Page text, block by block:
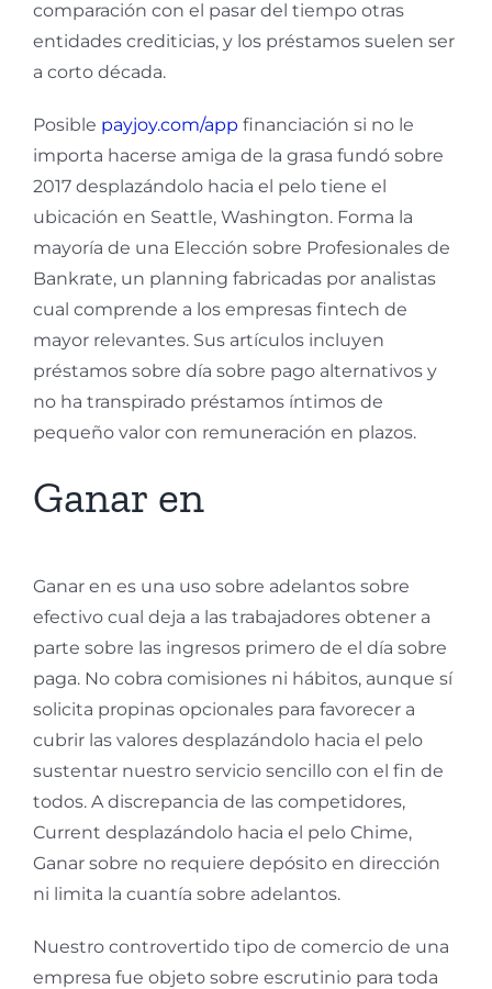
comparación con el pasar del tiempo otras
entidades crediticias, y los préstamos suelen ser
a corto década.
Posible payjoy.com/app financiación si no le
importa hacerse amiga de la grasa fundó sobre
2017 desplazándolo hacia el pelo tiene el
ubicación en Seattle, Washington. Forma la
mayoría de una Elección sobre Profesionales de
Bankrate, un planning fabricadas por analistas
cual comprende a los empresas fintech de
mayor relevantes. Sus artículos incluyen
préstamos sobre día sobre pago alternativos y
no ha transpirado préstamos íntimos de
pequeño valor con remuneración en plazos.
Ganar en
Ganar en es una uso sobre adelantos sobre
efectivo cual deja a las trabajadores obtener a
parte sobre las ingresos primero de el día sobre
paga. No cobra comisiones ni hábitos, aunque sí
solicita propinas opcionales para favorecer a
cubrir las valores desplazándolo hacia el pelo
sustentar nuestro servicio sencillo con el fin de
todos. A discrepancia de las competidores,
Current desplazándolo hacia el pelo Chime,
Ganar sobre no requiere depósito en dirección
ni limita la cuantía sobre adelantos.
Nuestro controvertido tipo de comercio de una
empresa fue objeto sobre escrutinio para toda